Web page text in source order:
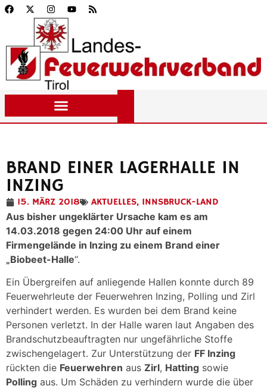
BRAND EINER LAGERHALLE IN
INZING
15. MÄRZ 2018 AKTUELLES, INNSBRUCK-LAND
Aus bisher ungeklärter Ursache kam es am
14.03.2018 gegen 24:00 Uhr auf einem
Firmengelände in Inzing zu einem Brand einer
„Biobeet-Halle“.
Ein Übergreifen auf anliegende Hallen konnte durch 89
Feuerwehrleute der Feuerwehren Inzing, Polling und Zirl
verhindert werden. Es wurden bei dem Brand keine
Personen verletzt. In der Halle waren laut Angaben des
Brandschutzbeauftragten nur ungefährliche Stoffe
zwischengelagert. Zur Unterstützung der FF Inzing
rückten die Feuerwehren aus Zirl, Hatting sowie
Polling aus. Um Schäden zu verhindern wurde die über